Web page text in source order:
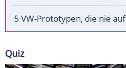
5 VW-Prototypen, die nie
Quiz